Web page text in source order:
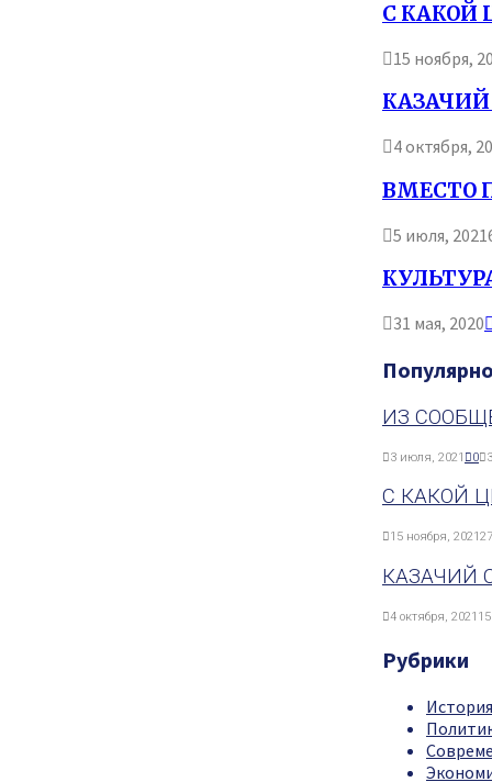
С КАКОЙ
15 ноября,
4 октября,
ВМЕСТО
5 июля, 2021
31 мая, 2020
Популярно
ИЗ
3 июля, 2021 0
С КАКОЙ
15 ноября, 2021
КАЗАЧИЙ
4 октября, 2021
Рубрики
История